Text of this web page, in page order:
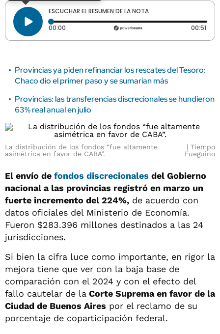
ESCUCHAR EL RESUMEN DE LA NOTA
00:00 Tiempo transcurrido: 0 segundos 00:51
Provincias ya piden refinanciar los rescates del Tesoro:
Chaco dio el primer paso y se sumarían más
Provincias: las transferencias discrecionales se hundieron
63% real anual en julio
La distribución de los fondos “fue altamente
asimétrica en favor de CABA”.
Tiempo
Fueguino
El envío de fondos discrecionales del Gobierno
nacional a las provincias registró en marzo un
fuerte incremento del 224%, de acuerdo con
datos oficiales del Ministerio de Economía.
Fueron $283.396 millones destinados a las 24
jurisdicciones.
Si bien la cifra luce como importante, en rigor la
mejora tiene que ver con la baja base de
comparación con el 2024 y con el efecto del
fallo cautelar de la Corte Suprema en favor de la
Ciudad de Buenos Aires por el reclamo de su
porcentaje de coparticipación federal.